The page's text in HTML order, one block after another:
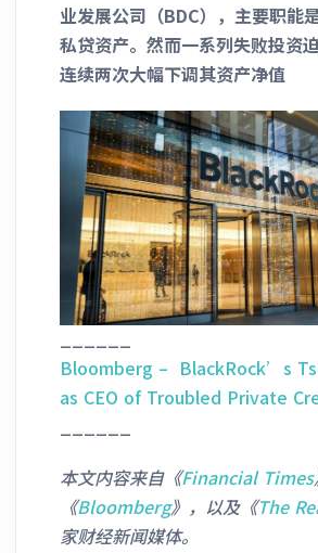
业发展公司（BDC），主要职能
私贷资产。然而一系列失败投资
连续两次大幅下调其资产净值
Bloomberg – BlackRock’s
as CEO of Troubled Private
本文内容来自《Financial Times
《Bloomberg》，以及《The
家财经新闻媒体。